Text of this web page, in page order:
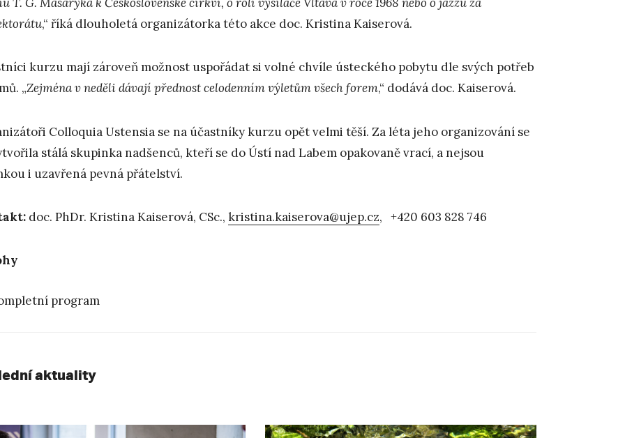
,“ říká dlouholetá organizátorka této akce doc. Kristina Kaiserová.
kurzu mají zároveň možnost uspořádat si volné chvíle ústeckého pobytu dle svých potřeb
„Zejména v neděli dávají přednost celodenním výletům všech forem,“ dodává doc. Kaiserová.
Colloquia Ustensia se na účastníky kurzu opět velmi těší. Za léta jeho organizování se
stálá skupinka nadšenců, kteří se do Ústí nad Labem opakovaně vrací, a nejsou
i uzavřená pevná přátelství.
doc. PhDr. Kristina Kaiserová, CSc., kristina.kaiserova@ujep.cz, +420 603 828 746
program
aktuality